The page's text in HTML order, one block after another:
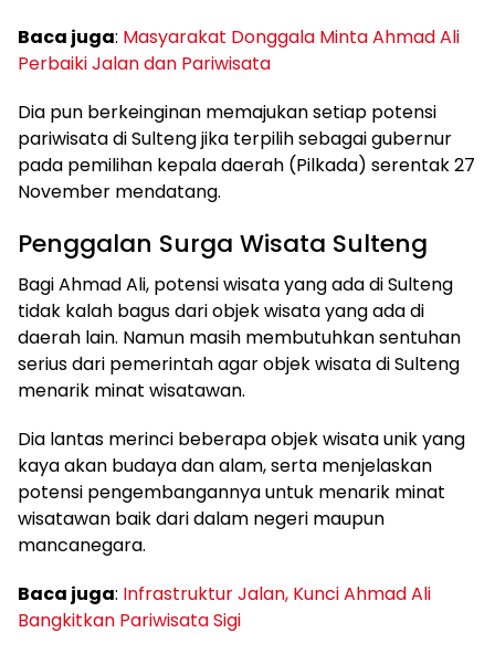
Baca juga: Masyarakat Donggala Minta Ahmad Ali
Perbaiki Jalan dan Pariwisata
Dia pun berkeinginan memajukan setiap potensi
pariwisata di Sulteng jika terpilih sebagai gubernur
pada pemilihan kepala daerah (Pilkada) serentak 27
November mendatang.
Penggalan Surga Wisata Sulteng
Bagi Ahmad Ali, potensi wisata yang ada di Sulteng
tidak kalah bagus dari objek wisata yang ada di
daerah lain. Namun masih membutuhkan sentuhan
serius dari pemerintah agar objek wisata di Sulteng
menarik minat wisatawan.
Dia lantas merinci beberapa objek wisata unik yang
kaya akan budaya dan alam, serta menjelaskan
potensi pengembangannya untuk menarik minat
wisatawan baik dari dalam negeri maupun
mancanegara.
Baca juga: Infrastruktur Jalan, Kunci Ahmad Ali
Bangkitkan Pariwisata Sigi